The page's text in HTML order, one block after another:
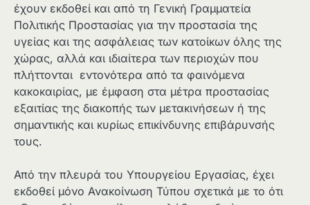
έχουν εκδοθεί και από τη Γενική Γραμματεία
Πολιτικής Προστασίας για την προστασία της
υγείας και της ασφάλειας των κατοίκων όλης της
χώρας, αλλά και ιδιαίτερα των περιοχών που
πλήττονται εντονότερα από τα φαινόμενα
κακοκαιρίας, με έμφαση στα μέτρα προστασίας
εξαιτίας της διακοπής των μετακινήσεων ή της
σημαντικής και κυρίως επικίνδυνης επιβάρυνσής
τους.
Από την πλευρά του Υπουργείου Εργασίας, έχει
εκδοθεί μόνο Ανακοίνωση Τύπου σχετικά με το ότι